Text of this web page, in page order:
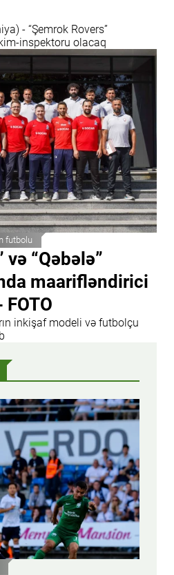
- “Şemrok Rovers”
inspektoru olacaq
futbolu
və “Qəbələ”
maarifləndirici
inkişaf modeli və futbolçu